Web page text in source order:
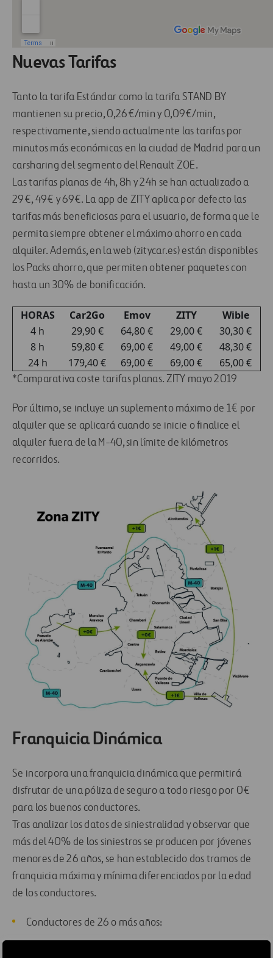
Nuevas Tarifas
Tanto la tarifa Estándar como la tarifa STAND BY
mantienen su precio, 0,26€/min y 0,09€/min,
respectivamente, siendo actualmente las tarifas por
minutos más económicas en la ciudad de Madrid para un
carsharing del segmento del Renault ZOE.
Las tarifas planas de 4h, 8h y 24h se han actualizado a
29€, 49€ y 69€. La app de ZITY aplica por defecto las
tarifas más beneficiosas para el usuario, de forma que le
permita siempre obtener el máximo ahorro en cada
alquiler. Además, en la web (zitycar.es) están disponibles
los Packs ahorro, que permiten obtener paquetes con
hasta un 30% de bonificación.
HORAS Car2Go Emov ZITY
Wible
4 h
29,90 € 64,80 € 29,00 €
30,30 €
8 h
59,80 € 69,00 € 49,00 €
48,30 €
24 h
179,40 € 69,00 € 69,00 € 65,00 €
*Comparativa coste tarifas planas. ZITY mayo 2019
Por último, se incluye un suplemento máximo de 1€ por
alquiler que se aplicará cuando se inicie o finalice el
alquiler fuera de la M-40, sin límite de kilómetros
recorridos.
Franquicia Dinámica
Se incorpora una franquicia dinámica que permitirá
disfrutar de una póliza de seguro a todo riesgo por 0€
para los buenos conductores.
Tras analizar los datos de siniestralidad y observar que
más del 40% de los siniestros se producen por jóvenes
menores de 26 años, se han establecido dos tramos de
franquicia máxima y mínima diferenciados por la edad
de los conductores.
Conductores de 26 o más años: